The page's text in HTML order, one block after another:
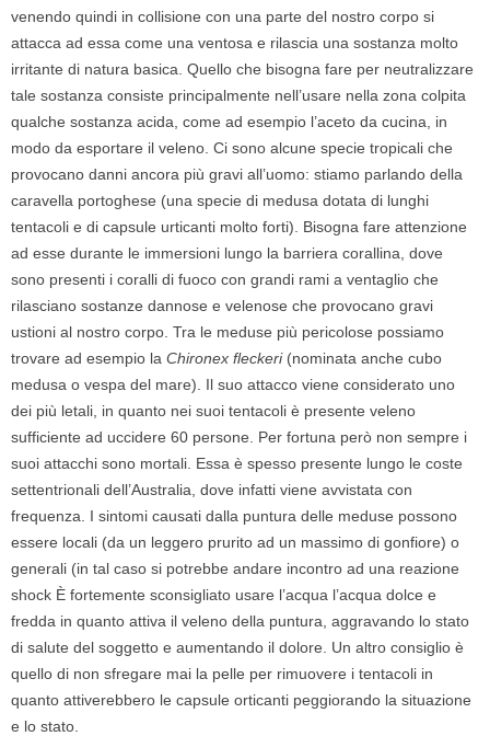
venendo quindi in collisione con una parte del nostro corpo si
attacca ad essa come una ventosa e rilascia una sostanza molto
irritante di natura basica. Quello che bisogna fare per neutralizzare
tale sostanza consiste principalmente nell’usare nella zona colpita
qualche sostanza acida, come ad esempio l’aceto da cucina, in
modo da esportare il veleno. Ci sono alcune specie tropicali che
provocano danni ancora più gravi all’uomo: stiamo parlando della
caravella portoghese (una specie di medusa dotata di lunghi
tentacoli e di capsule urticanti molto forti). Bisogna fare attenzione
ad esse durante le immersioni lungo la barriera corallina, dove
sono presenti i coralli di fuoco con grandi rami a ventaglio che
rilasciano sostanze dannose e velenose che provocano gravi
ustioni al nostro corpo. Tra le meduse più pericolose possiamo
trovare ad esempio la Chironex fleckeri(nominata anche cubo
medusa o vespa del mare). Il suo attacco viene considerato uno
dei più letali, in quanto nei suoi tentacoli è presente veleno
sufficiente ad uccidere 60 persone. Per fortuna però non sempre i
suoi attacchi sono mortali. Essa è spesso presente lungo le coste
settentrionali dell’Australia, dove infatti viene avvistata con
frequenza. I sintomi causati dalla puntura delle meduse possono
essere locali (da un leggero prurito ad un massimo di gonfiore) o
generali (in tal caso si potrebbe andare incontro ad una reazione
shock È fortemente sconsigliato usare l’acqua l’acqua dolce e
fredda in quanto attiva il veleno della puntura, aggravando lo stato
di salute del soggetto e aumentando il dolore. Un altro consiglio è
quello di non sfregare mai la pelle per rimuovere i tentacoli in
quanto attiverebbero le capsule orticanti peggiorando la situazione
e lo stato.